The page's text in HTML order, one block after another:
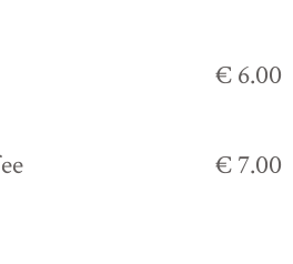
€ 6.00
€ 7.00